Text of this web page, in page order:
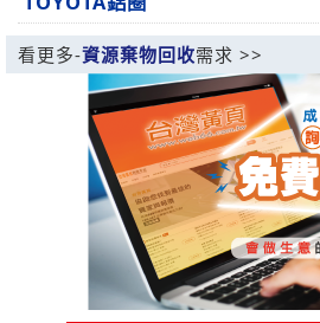
看更多-資源棄物回收需求 >>